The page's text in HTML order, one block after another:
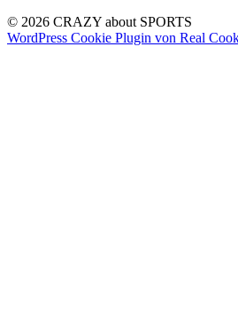
© 2026 CRAZY about SPORTS
WordPress Cookie Plugin von Real